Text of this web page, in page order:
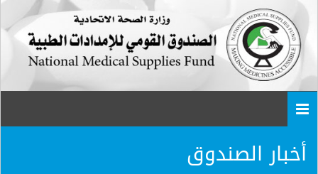
أخبار الصندوق